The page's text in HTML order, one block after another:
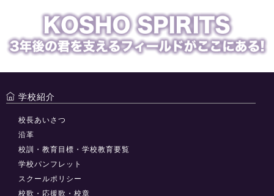
学校紹介
校長あいさつ
沿革
校訓・教育目標・学校教育要覧
学校パンフレット
スクールポリシー
校歌・応援歌・校章